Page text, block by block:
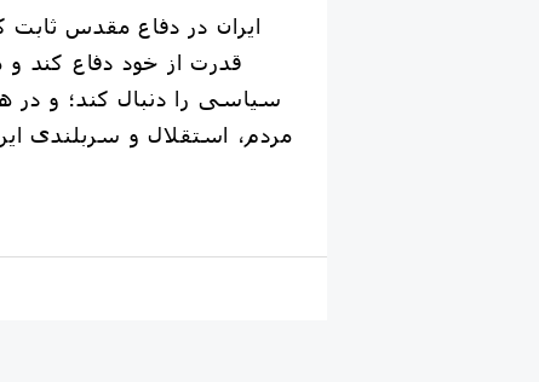
ایران در دفاع مقدس ثابت
قدرت از خود دفاع کند
سیاسی را دنبال کند؛ و در
مردم، استقلال و سربلندی